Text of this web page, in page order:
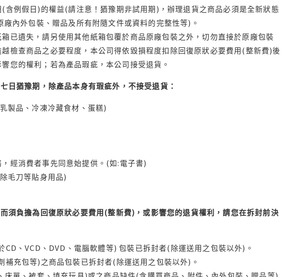
例假日)的權益(請注意！猶豫期非試用期)，辦理退貨之商品必須是全新狀態
內外包裝、贈品及所有附隨文件或資料的完整性等)。
已遺失，請另使用其他紙箱包覆於商品原廠包裝之外，切勿直接於原廠包裝
檢查商品之必要程度，本公司得依毀損程度扣除回復原狀必要費用(整新費)後
您的權利；若為產品瑕疵，本公司接受退貨。
日猶豫期，除產品本身有瑕疵外，不接受退貨：
製品、冷凍冷藏食材、蛋糕)
經消費者事先同意始提供。(如:電子書)
毛刀等貼身用品)
須負擔為回復原狀必要費用(整新費)，或影響您的退貨權利，請您在拆封前決
、VCD、DVD、電腦軟體等) 包裝已拆封者(除運送用之包裝以外)。
充包等)之商品包裝已拆封者(除運送用之包裝以外)。